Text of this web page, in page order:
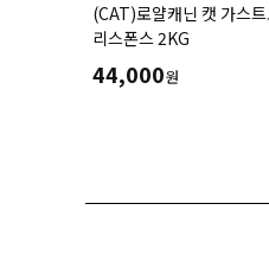
(CAT)로얄캐닌 캣 가스
리스폰스 2KG
44,000원